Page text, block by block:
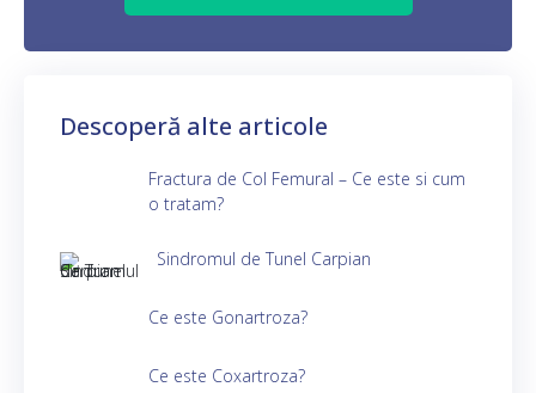
Descoperă alte articole
Fractura de Col Femural – Ce este si cum
o tratam?
Sindromul de Tunel Carpian
Ce este Gonartroza?
Ce este Coxartroza?